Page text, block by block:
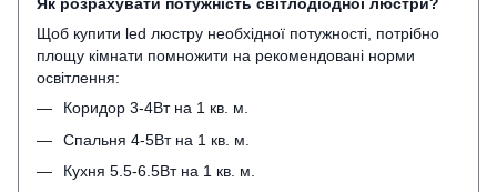
Як розрахувати потужність світлодіодної люстри?
Щоб купити led люстру необхідної потужності, потрібно
площу кімнати помножити на рекомендовані норми
освітлення:
Коридор 3-4Вт на 1 кв. м.
Спальня 4-5Вт на 1 кв. м.
Кухня 5.5-6.5Вт на 1 кв. м.